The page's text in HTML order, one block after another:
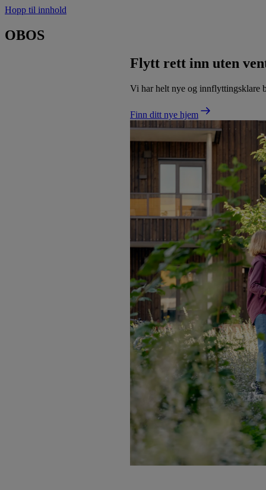
Hopp til innhold
OBOS
Flytt rett inn uten ventetid
Vi har helt nye og innflyttingsklare boliger. Så slipper du budrunde